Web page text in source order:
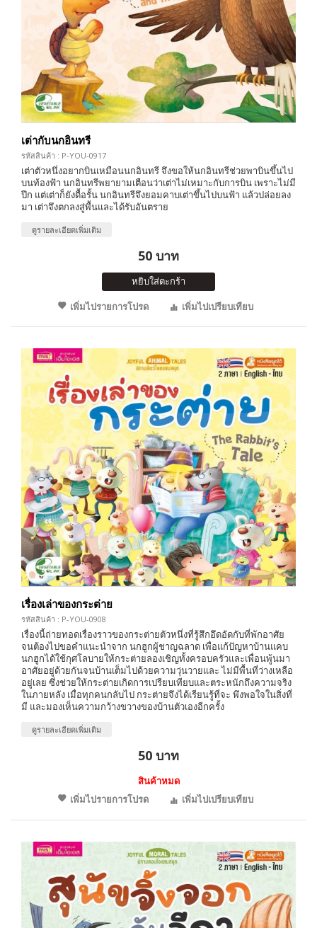
เต่ากับนกอินทรี
รหัสสินค้า : P-YOU-0917
เต่าตัวหนึ่งอยากบินเหมือนนกอินทรี จึงขอให้นกอินทรีช่วยพาบินขึ้นไป
บนท้องฟ้า นกอินทรีพยายามเตือนว่าเต่าไม่เหมาะกับการบิน เพราะไม่มี
ปีก แต่เต่าก็ยังดื้อรั้น นกอินทรีจึงยอมคาบเต่าขึ้นไปบนฟ้า แล้วปล่อยลง
มา เต่าจึงตกลงสู่พื้นและได้รับอันตราย
ดูรายละเอียดเพิ่มเติม
50 บาท
หยิบใส่ตะกร้า
เพิ่มไปรายการโปรด
เพิ่มไปเปรียบเทียบ
เรื่องเล่าของกระต่าย
รหัสสินค้า : P-YOU-0908
เรื่องนี้ถ่ายทอดเรื่องราวของกระต่ายตัวหนึ่งที่รู้สึกอึดอัดกับที่พักอาศัย
จนต้องไปขอคำแนะนำจาก นกฮูกผู้ชาญฉลาด เพื่อแก้ปัญหาบ้านแคบ
นกฮูกได้ใช้กุศโลบายให้กระต่ายลองเชิญทั้งครอบครัวและเพื่อนพู้นมา
อาศัยอยู่ด้วยกันจนบ้านเต็มไปด้วยความวุ่นวายและ ไม่มีพื้นที่ว่างเหลือ
อยู่เลย ซึ่งช่วยให้กระต่ายเกิดการเปรียบเทียบและตระหนักถึงความจริง
ในภายหลัง เมื่อทุกคนกลับไป กระต่ายจึงได้เรียนรู้ที่จะ พึงพอใจในสิ่งที่
มี และมองเห็นความกว้างขวางของบ้านตัวเองอีกครั้ง
ดูรายละเอียดเพิ่มเติม
50 บาท
สินค้าหมด
เพิ่มไปรายการโปรด
เพิ่มไปเปรียบเทียบ